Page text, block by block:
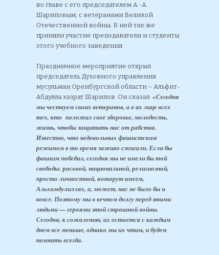
во главе с его председателем А.-А.
Шариповым, с ветеранами Великой
Отечественной войны. В ней так же
приняли участие преподаватели и студенты
этого учебного заведения.
Праздничное мероприятие открыл
председатель Духовного управления
мусульман Оренбургской области – Альфит-
Абдулла хазрат Шарипов. Он сказал: «Сегодня
мы чествуем своих ветеранов, а в их лице всех
тех, кто положил свое здоровье, молодость,
жизнь, чтобы защитить нас от рабства.
Известно, что недовольных фашистским
режимом в то время заживо сжигали. Если бы
фашизм победил, сегодня мы не имели бы той
свободы: расовой, национальной, религиозной,
просто личностной, которую имеем,
Альхамдулиллях, а, может, нас не было бы и
вовсе. Поэтому мы в вечном долгу перед этими
людьми — героями этой страшной войны.
Сегодня, к сожалению, их остается с каждым
днем все меньше, однако мы их чтим, и будем
помнить всегда.